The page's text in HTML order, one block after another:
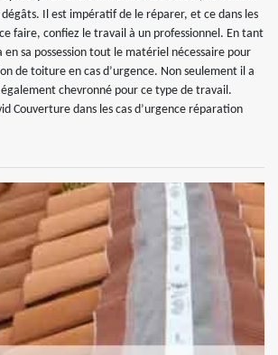
Il est impératif de le réparer, et ce dans les
faire, confiez le travail à un professionnel. En tant
en sa possession tout le matériel nécessaire pour
de toiture en cas d’urgence. Non seulement il a
chevronné pour ce type de travail.
Couverture dans les cas d’urgence réparation